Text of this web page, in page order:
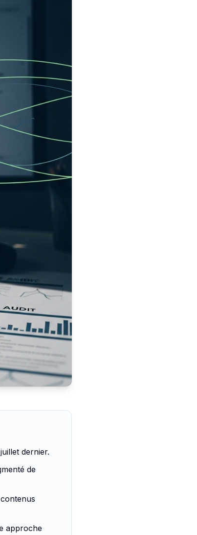
dernier.
de
approche